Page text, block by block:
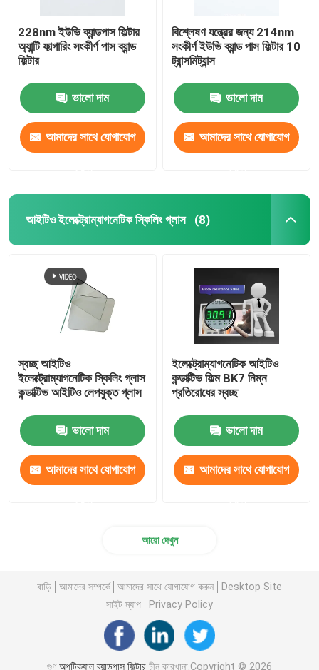
228nm ইউভি ব্যান্ডপাস ফিল্টার
অ্যান্টি ফাল্গারিং সংকীর্ণ পাস ব্যান্ড
ফিল্টার
ভালো দাম
আমাদের সাথে যোগাযোগ
বিশ্লেষণ যন্ত্রের জন্য 214nm
সংকীর্ণ ইউভি ব্যান্ড পাস ফিল্টার 10
ট্রান্সমিট্যান্স
ভালো দাম
আমাদের সাথে যোগাযোগ
আইটিও ইলেক্ট্রোম্যাগনেটিক স্কিলিং গ্লাস (8)
স্বচ্ছ আইটিও
ইলেক্ট্রোম্যাগনেটিক স্কিলিং গ্লাস
কন্ডাক্টিভ আইটিও লেপযুক্ত গ্লাস
ভালো দাম
আমাদের সাথে যোগাযোগ
ইলেক্ট্রোম্যাগনেটিক আইটিও
কন্ডাক্টিভ ফিল্ম BK7 নিম্ন
প্রতিরোধের স্বচ্ছ
ভালো দাম
আমাদের সাথে যোগাযোগ
আরো দেখুন
বাড়ি আমাদের সম্পর্কে আমাদের সাথে যোগাযোগ করুন
Desktop Site
সাইট ম্যাপ
Privacy Policy
গুণঅপটিক্যাল ব্যান্ডপাস ফিল্টারচীন কারখানা.Copyright © 2026